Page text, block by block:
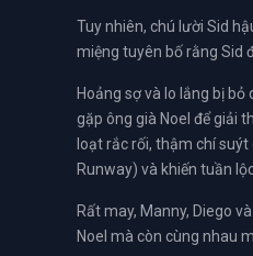
Tuy nhiên, chú lười Sid
miệng tuyên bố rằng Sid
Hoảng sợ và lo lắng bị
gặp ông già Noel để giải
loạt rắc rối, thậm chí
Runway) và khiến tuần
Rất may, Manny, Diego
Noel mà còn cùng nhau